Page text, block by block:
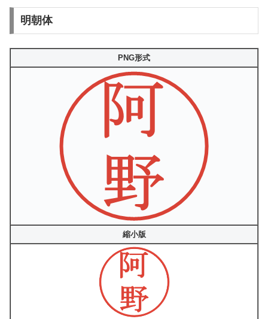
明朝体
PNG形式
縮小版